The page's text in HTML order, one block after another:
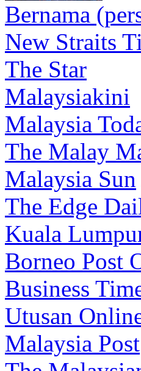
Bernama
New Straits
The Star
Malaysiakini
Malaysia
The Malay
Malaysia Sun
The Edge
Kuala
Borneo Post
Business
Utusan
Malaysia Post